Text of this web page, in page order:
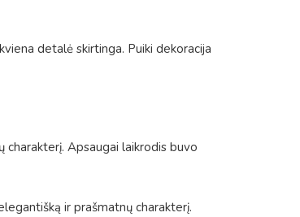
detalė skirtinga. Puiki dekoracija
charakterį. Apsaugai laikrodis buvo
ir prašmatnų charakterį.